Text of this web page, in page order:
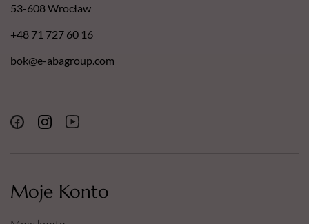
Moje Konto
53-608 Wrocław
+48 71 727 60 16
bok@e-abagroup.com